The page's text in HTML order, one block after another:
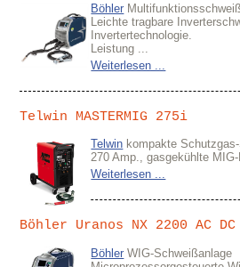
Böhler
Leichte tragbare
Invertertechnologie.
Leistung ...
Weiterlesen ...
Telwin MASTERMIG 275i
Telwin kompakte
270 Amp., gasgekühlte
Weiterlesen ...
Böhler Uranos NX 2200 AC DC
Böhler WIG-Schweißanlage